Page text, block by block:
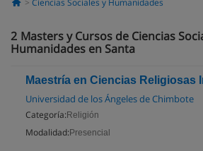
Ciencias Sociales y Humanidades
2 Masters y Cursos de Ciencias
Humanidades en Santa
Maestría en Ciencias Religiosas
Universidad de los Ángeles de Chimbote
Categoría: Religión
Modalidad: Presencial